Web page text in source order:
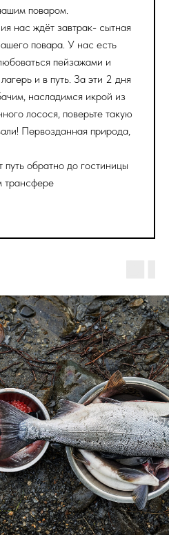
поваром.
нас ждёт завтрак- сытная
повара. У нас есть
пейзажами и
и в путь. За эти 2 дня
насладимся икрой из
лосося, поверьте такую
Первозданная природа,
обратно до гостиницы
трансфере